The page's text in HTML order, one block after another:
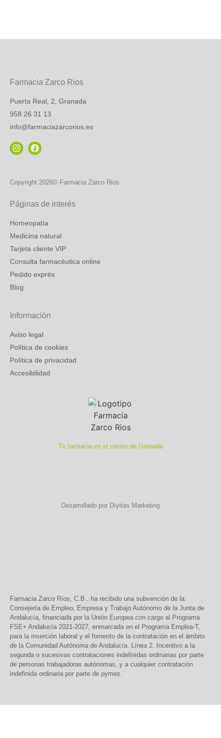
Farmacia Zarco Rios
Puerta Real, 2, Granada
958 26 31 13
info@farmaciazarcorios.es
Copyright 2026© Farmacia Zarco Rios
Páginas de interés
Homeopatía
Medicina natural
Tarjeta cliente VIP
Consulta farmacéutica online
Pedido exprés
Blog
Información
Aviso legal
Política de cookies
Política de privacidad
Accesibilidad
Tu farmacia en el centro de Granada
Desarrollado por Díyitas Marketing
Farmacia Zarco Ríos, C.B., ha recibido una subvención de la
Consejería de Empleo, Empresa y Trabajo Autónomo de la Junta de
Andalucía, financiada por la Unión Europea con cargo al Programa
FSE+ Andalucía 2021-2027, enmarcada en el Programa Emplea-T,
para la inserción laboral y el fomento de la contratación en el ámbito
de la Comunidad Autónoma de Andalucía. Línea 2. Incentivo a la
segunda o sucesivas contrataciones indefinidas ordinarias por parte
de personas trabajadoras autónomas, y a cualquier contratación
indefinida ordinaria por parte de pymes.